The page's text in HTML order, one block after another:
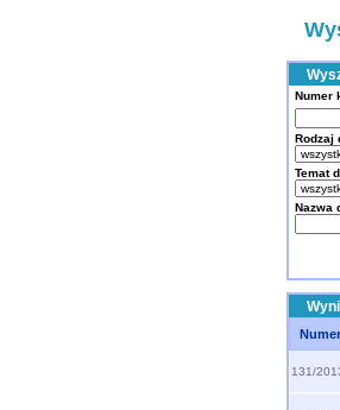
Numer
Rodzaj
Temat
Nazwa
Numer
131/